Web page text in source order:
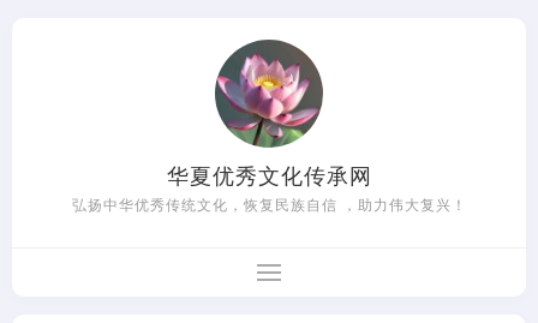
华夏优秀文化传承网
弘扬中华优秀传统文化，恢复民族自信 ，助力伟大复兴！